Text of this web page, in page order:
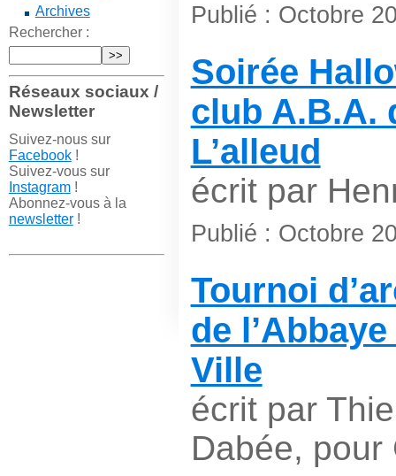
Archives
Rechercher :
Réseaux sociaux /
Newsletter
Suivez-nous sur
Facebook!
Suivez-vous sur
Instagram!
Abonnez-vous à la
newsletter!
Publié : Octobre
Soirée
club A.B.A.
L’alleud
écrit par
Publié : Octobre
Tournoi
de
Ville
écrit par
Dabée, pour